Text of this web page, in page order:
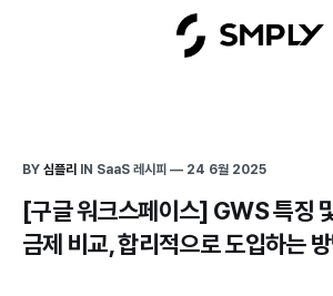
BY 심플리 IN SaaS 레시피 — 24 6월 2025
[구글 워크스페이스] GWS 특징
금제 비교, 합리적으로 도입하는